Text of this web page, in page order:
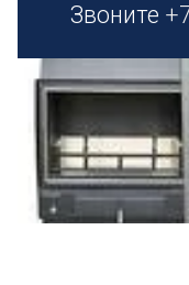
Звоните